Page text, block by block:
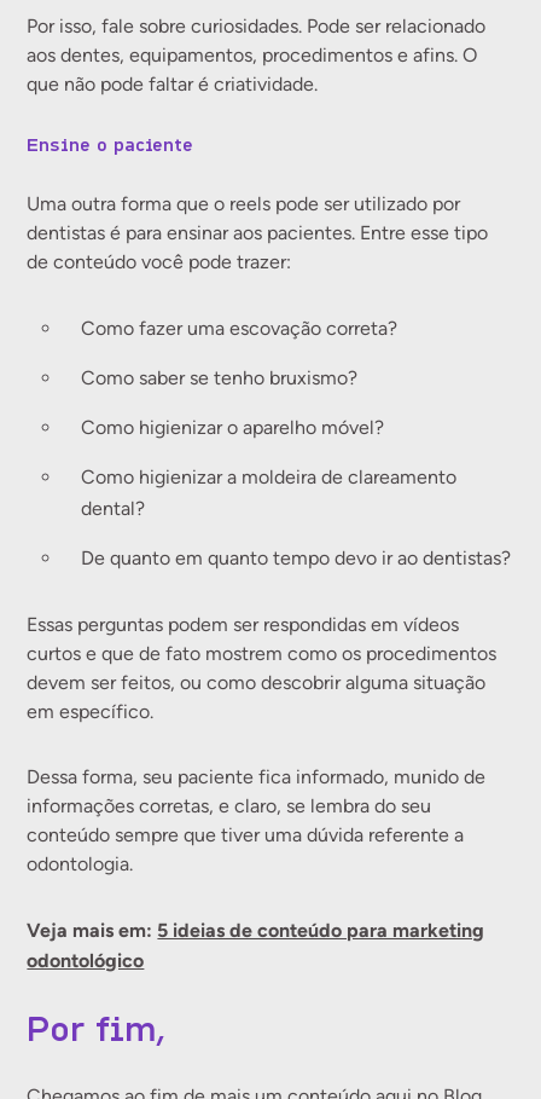
Por isso, fale sobre curiosidades. Pode ser relacionado
aos dentes, equipamentos, procedimentos e afins. O
que não pode faltar é criatividade.
Ensine o paciente
Uma outra forma que o reels pode ser utilizado por
dentistas é para ensinar aos pacientes. Entre esse tipo
de conteúdo você pode trazer:
Como fazer uma escovação correta?
Como saber se tenho bruxismo?
Como higienizar o aparelho móvel?
Como higienizar a moldeira de clareamento
dental?
De quanto em quanto tempo devo ir ao dentistas?
Essas perguntas podem ser respondidas em vídeos
curtos e que de fato mostrem como os procedimentos
devem ser feitos, ou como descobrir alguma situação
em específico.
Dessa forma, seu paciente fica informado, munido de
informações corretas, e claro, se lembra do seu
conteúdo sempre que tiver uma dúvida referente a
odontologia.
Veja mais em: 5 ideias de conteúdo para marketing
odontológico
Por fim,